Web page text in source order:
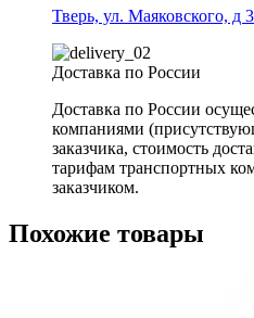
Тверь, ул. Маяковского, д
Доставка по России
Доставка по России
компаниями
заказчика, стоимость
тарифам транспортных
заказчиком.
Похожие товары